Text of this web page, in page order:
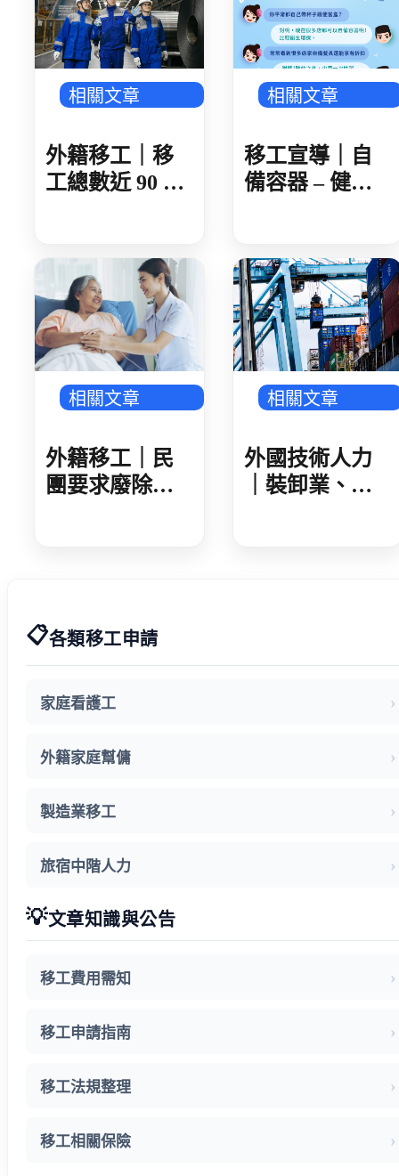
元
相關文章
外籍移工｜移
工總數近 90 萬
頭 金屬、機械
傳產回溫
相關文章
移工宣導｜自
備容器 – 健康
相關文章
外籍移工｜民
團要求廢除家
相關文章
外國技術人力
｜裝卸業、集
📋各類移工申請
家庭看護工
外籍家庭幫傭
製造業移工
旅宿中階人力
💡文章知識與公告
移工費用需知
移工申請指南
移工法規整理
移工相關保險